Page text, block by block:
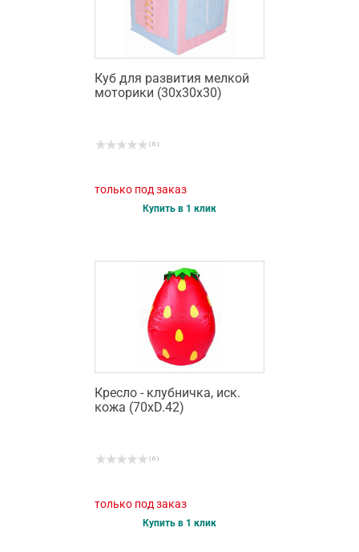
Куб для развития мелкой
моторики (30х30х30)
( 0 )
только под заказ
Купить в 1 клик
Кресло - клубничка, иск.
кожа (70хD.42)
( 0 )
только под заказ
Купить в 1 клик